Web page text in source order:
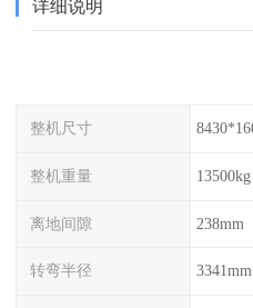
详细说明
整机尺寸
整机重量 13500kg
离地间隙 238mm
转弯半径 3341mm